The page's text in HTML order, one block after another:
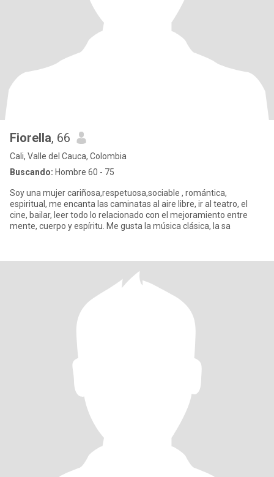
Fiorella, 66
Cali, Valle del Cauca, Colombia
Buscando: Hombre 60 - 75
Soy una mujer cariñosa,respetuosa,sociable , romántica,
espiritual, me encanta las caminatas al aire libre, ir al teatro, el
cine, bailar, leer todo lo relacionado con el mejoramiento entre
mente, cuerpo y espíritu. Me gusta la música clásica, la sa